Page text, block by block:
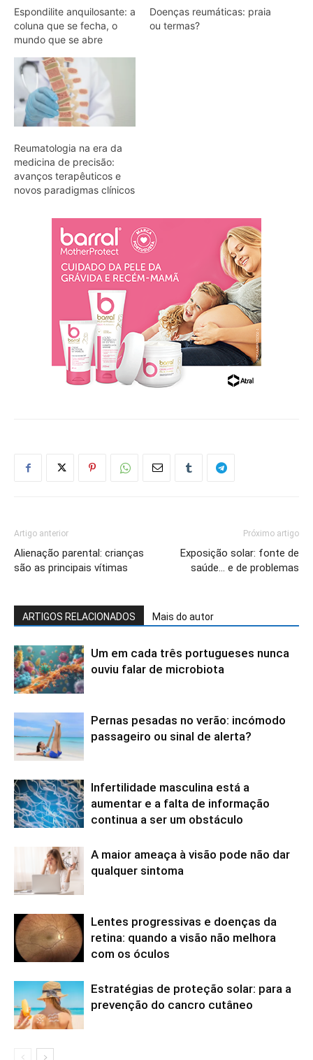
Espondilite anquilosante: a
coluna que se fecha, o
mundo que se abre
Doenças reumáticas: praia
ou termas?
Reumatologia na era da
medicina de precisão:
avanços terapêuticos e
novos paradigmas clínicos
Artigo anterior
Alienação parental: crianças
são as principais vítimas
Próximo artigo
Exposição solar: fonte de
saúde… e de problemas
ARTIGOS RELACIONADOS Mais do autor
Um em cada três portugueses nunca
ouviu falar de microbiota
Pernas pesadas no verão: incómodo
passageiro ou sinal de alerta?
Infertilidade masculina está a
aumentar e a falta de informação
continua a ser um obstáculo
A maior ameaça à visão pode não dar
qualquer sintoma
Lentes progressivas e doenças da
retina: quando a visão não melhora
com os óculos
Estratégias de proteção solar: para a
prevenção do cancro cutâneo